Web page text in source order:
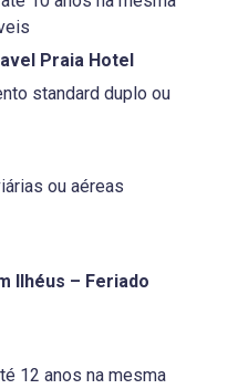
Praia Hotel
standard duplo ou
ou aéreas
Ilhéus – Feriado
12 anos na mesma